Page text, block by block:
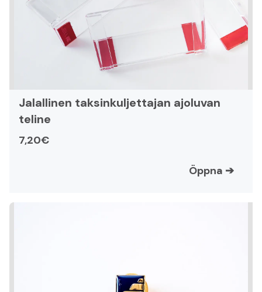
Jalallinen taksinkuljettajan ajoluvan
teline
7,20€
Öppna ➔